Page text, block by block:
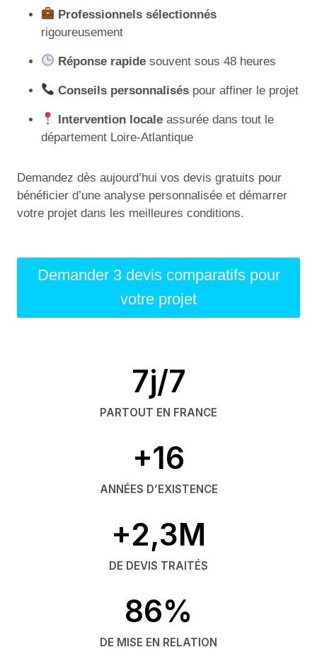
Professionnels sélectionnés
rigoureusement
Réponse rapide souvent sous 48 heures
Conseils personnalisés pour affiner le projet
Intervention locale assurée dans tout le
département Loire-Atlantique
Demandez dès aujourd’hui vos devis gratuits pour
bénéficier d’une analyse personnalisée et démarrer
votre projet dans les meilleures conditions.
Demander 3 devis comparatifs pour
votre projet
7j/7
PARTOUT EN FRANCE
+16
ANNÉES D’EXISTENCE
+2,3M
DE DEVIS TRAITÉS
86%
DE MISE EN RELATION